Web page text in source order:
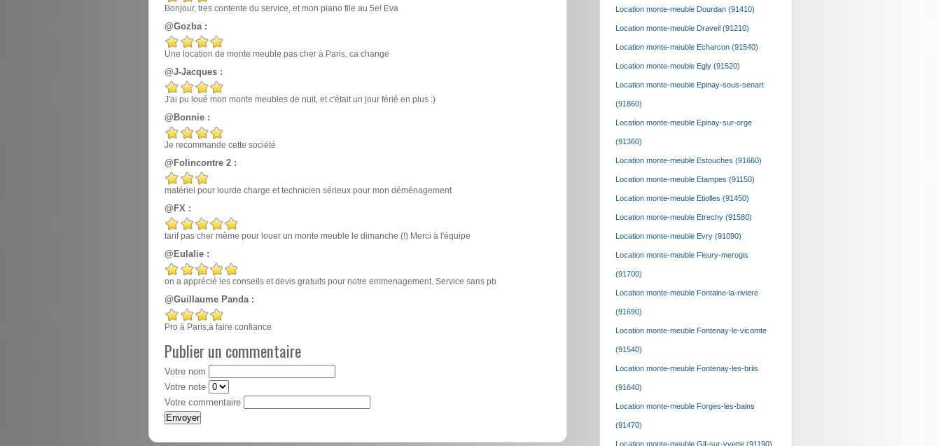
Bonjour, tres contente du service, et mon piano file au 5e! Eva
@Gozba :
Une location de monte meuble pas cher à Paris, ca change
@J-Jacques :
J'ai pu loué mon monte meubles de nuit, et c'était un jour férié en plus :)
@Bonnie :
Je recommande cette société
@Folincontre 2 :
matériel pour lourde charge et technicien sérieux pour mon déménagement
@FX :
tarif pas cher même pour louer un monte meuble le dimanche (!) Merci à l'équipe
@Eulalie :
on a apprécié les conseils et devis gratuits pour notre emmenagement. Service sans pb
@Guillaume Panda :
Pro à Paris,à faire confiance
Publier un commentaire
Votre nom
Votre note
Votre commentaire
Location monte-meuble Dourdan (91410)
Location monte-meuble Draveil (91210)
Location monte-meuble Echarcon (91540)
Location monte-meuble Egly (91520)
Location monte-meuble Epinay-sous-senart
(91860)
Location monte-meuble Epinay-sur-orge
(91360)
Location monte-meuble Estouches (91660)
Location monte-meuble Etampes (91150)
Location monte-meuble Etiolles (91450)
Location monte-meuble Etrechy (91580)
Location monte-meuble Evry (91090)
Location monte-meuble Fleury-merogis
(91700)
Location monte-meuble Fontaine-la-riviere
(91690)
Location monte-meuble Fontenay-le-vicomte
(91540)
Location monte-meuble Fontenay-les-briis
(91640)
Location monte-meuble Forges-les-bains
(91470)
Location monte-meuble Gif-sur-yvette (91190)